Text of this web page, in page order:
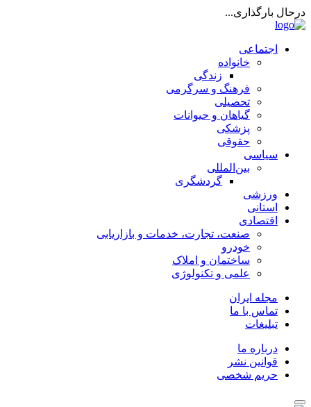
درحال بارگذاری...
اجتماعی
خانواده
زندگی
فرهنگ و سرگرمی
تحصیلی
گیاهان و حیوانات
پزشکی
حقوقی
سیاسی
بین‌المللی
گردشگری
ورزشی
استانی
اقتصادی
صنعت، تجارت، خدمات و بازاریابی
خودرو
ساختمان و املاک
علمی و تکنولوژی
مجله ایران
تماس با ما
تبلیغات
درباره ما
قوانین نشر
حریم شخصی